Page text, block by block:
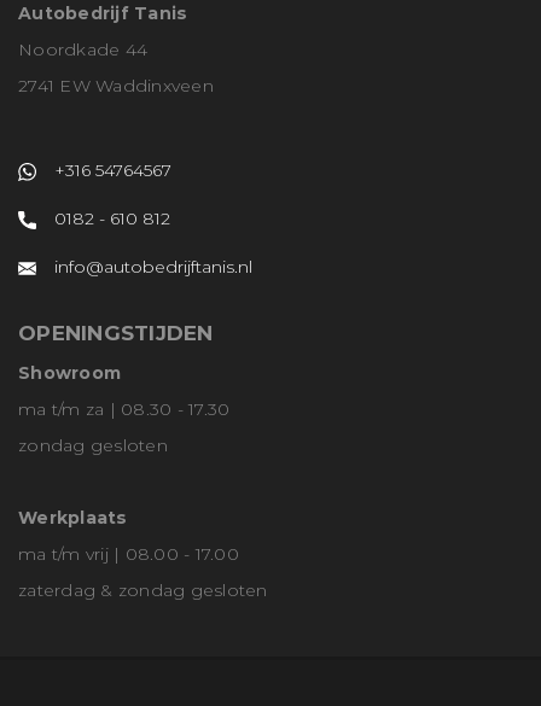
Autobedrijf Tanis
Noordkade 44
2741 EW Waddinxveen
+316 54764567
0182 - 610 812
info@autobedrijftanis.nl
OPENINGSTIJDEN
Showroom
ma t/m za | 08.30 - 17.30
zondag gesloten
Werkplaats
ma t/m vrij | 08.00 - 17.00
zaterdag & zondag gesloten